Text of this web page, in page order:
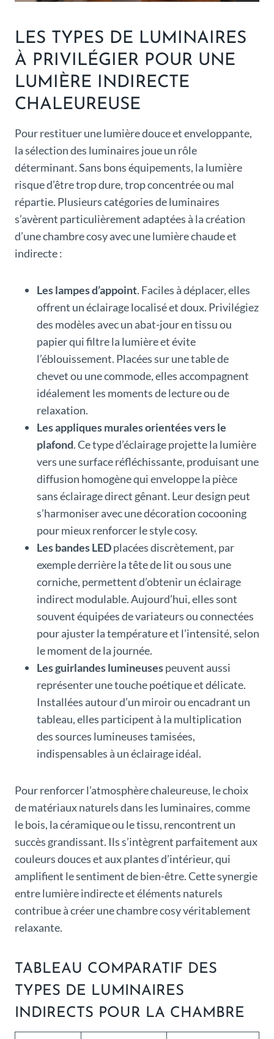
LES TYPES DE LUMINAIRES
À PRIVILÉGIER POUR UNE
LUMIÈRE INDIRECTE
CHALEUREUSE
Pour restituer une lumière douce et enveloppante,
la sélection des luminaires joue un rôle
déterminant. Sans bons équipements, la lumière
risque d’être trop dure, trop concentrée ou mal
répartie. Plusieurs catégories de luminaires
s’avèrent particulièrement adaptées à la création
d’une chambre cosy avec une lumière chaude et
indirecte :
Les lampes d’appoint. Faciles à déplacer, elles
offrent un éclairage localisé et doux. Privilégiez
des modèles avec un abat-jour en tissu ou
papier qui filtre la lumière et évite
l’éblouissement. Placées sur une table de
chevet ou une commode, elles accompagnent
idéalement les moments de lecture ou de
relaxation.
Les appliques murales orientées vers le
plafond. Ce type d’éclairage projette la lumière
vers une surface réfléchissante, produisant une
diffusion homogène qui enveloppe la pièce
sans éclairage direct gênant. Leur design peut
s’harmoniser avec une décoration cocooning
pour mieux renforcer le style cosy.
Les bandes LEDplacées discrètement, par
exemple derrière la tête de lit ou sous une
corniche, permettent d’obtenir un éclairage
indirect modulable. Aujourd’hui, elles sont
souvent équipées de variateurs ou connectées
pour ajuster la température et l’intensité, selon
le moment de la journée.
Les guirlandes lumineusespeuvent aussi
représenter une touche poétique et délicate.
Installées autour d’un miroir ou encadrant un
tableau, elles participent à la multiplication
des sources lumineuses tamisées,
indispensables à un éclairage idéal.
Pour renforcer l’atmosphère chaleureuse, le choix
de matériaux naturels dans les luminaires, comme
le bois, la céramique ou le tissu, rencontrent un
succès grandissant. Ils s’intègrent parfaitement aux
couleurs douces et aux plantes d’intérieur, qui
amplifient le sentiment de bien-être. Cette synergie
entre lumière indirecte et éléments naturels
contribue à créer une chambre cosy véritablement
relaxante.
TABLEAU COMPARATIF DES
TYPES DE LUMINAIRES
INDIRECTS POUR LA CHAMBRE